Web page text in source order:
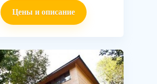
Цены и описание